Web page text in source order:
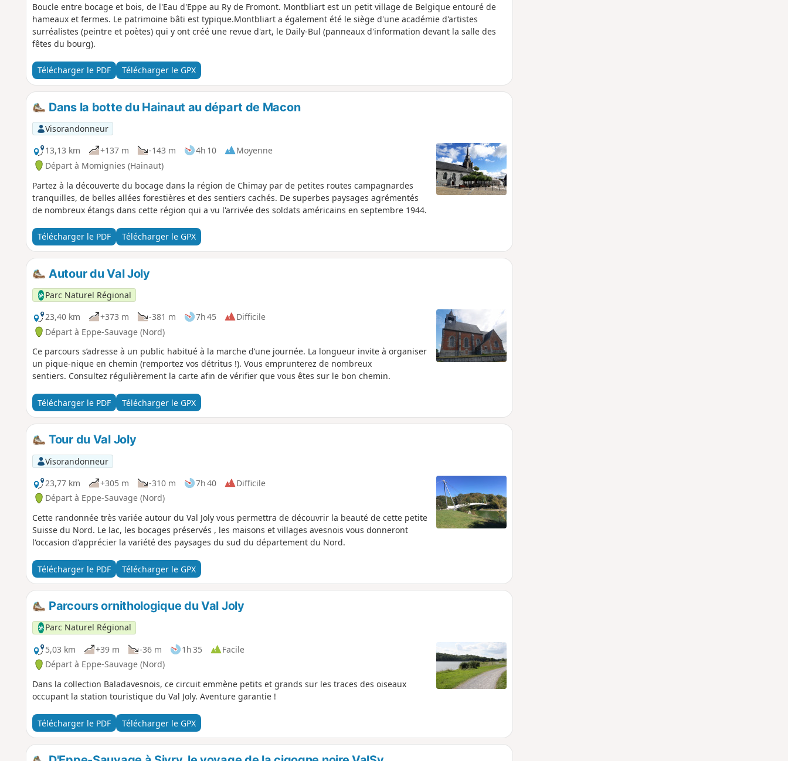
Boucle entre bocage et bois, de l'Eau d'Eppe au Ry de Fromont. Montbliart est un petit village de Belgique entouré de
hameaux et fermes. Le patrimoine bâti est typique.Montbliart a également été le siège d'une académie d'artistes
surréalistes (peintre et poètes) qui y ont créé une revue d'art, le Daily-Bul (panneaux d'information devant la salle des
fêtes du bourg).
Télécharger le PDF Télécharger le GPX
Dans la botte du Hainaut au départ de Macon
Visorandonneur
13,13 km
+137 m -143 m 4h 10
Moyenne
Départ à Momignies (Hainaut)
Partez à la découverte du bocage dans la région de Chimay par de petites routes campagnardes
tranquilles, de belles allées forestières et des sentiers cachés. De superbes paysages agrémentés
de nombreux étangs dans cette région qui a vu l'arrivée des soldats américains en septembre 1944.
Télécharger le PDF Télécharger le GPX
Autour du Val Joly
Parc Naturel Régional
23,40 km
+373 m -381 m 7h 45
Difficile
Départ à Eppe-Sauvage (Nord)
Ce parcours s’adresse à un public habitué à la marche d’une journée. La longueur invite à organiser
un pique-nique en chemin (remportez vos détritus !). Vous emprunterez de nombreux
sentiers. Consultez régulièrement la carte afin de vérifier que vous êtes sur le bon chemin.
Télécharger le PDF Télécharger le GPX
Tour du Val Joly
Visorandonneur
23,77 km
+305 m -310 m 7h 40
Difficile
Départ à Eppe-Sauvage (Nord)
Cette randonnée très variée autour du Val Joly vous permettra de découvrir la beauté de cette petite
Suisse du Nord. Le lac, les bocages préservés , les maisons et villages avesnois vous donneront
l'occasion d'apprécier la variété des paysages du sud du département du Nord.
Télécharger le PDF Télécharger le GPX
Parcours ornithologique du Val Joly
Parc Naturel Régional
5,03 km
+39 m -36 m 1h 35
Facile
Départ à Eppe-Sauvage (Nord)
Dans la collection Baladavesnois, ce circuit emmène petits et grands sur les traces des oiseaux
occupant la station touristique du Val Joly. Aventure garantie !
Télécharger le PDF Télécharger le GPX